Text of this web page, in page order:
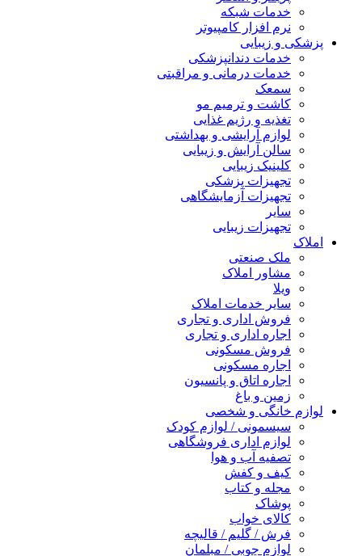
خدمات شبکه
نرم افزار کامپیوتر
پزشکی و زیبایی
خدمات دندانپزشکی
خدمات درمانی و مراقبتی
سمعک
کاشت و ترمیم مو
تغذیه و رژیم غذایی
لوازم آرایشی و بهداشتی
سالن آرایش و زیبایی
کلینیک زیبایی
تجهیزات پزشکی
تجهیزات آزمایشگاهی
سایر
تجهیزات زیبایی
املاک
ملک صنعتی
مشاور املاک
ویلا
سایر خدمات املاک
فروش اداری و تجاری
اجاره اداری و تجاری
فروش مسکونی
اجاره مسکونی
اجاره اتاق و پانسیون
زمین و باغ
لوازم خانگی و شخصی
سیسمونی / لوازم کودک
لوازم اداری فروشگاهی
تصفیه آب و هوا
کیف و کفش
مجله و کتاب
پوشاک
کالای خواب
فرش / گلیم / قالیچه
لوازم چوبی / مبلمان